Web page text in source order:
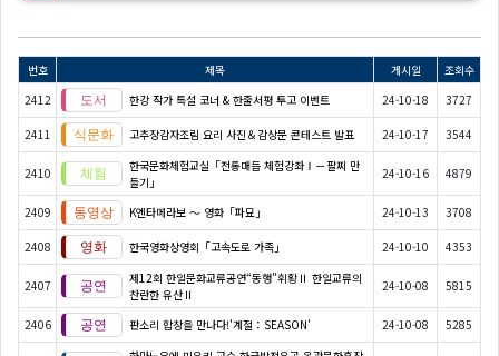
번호 제목 게시일
조회수
2412
한강 작가 특설 코너 & 한줄서평 투고 이벤트 24-10-18 3727
2411 고추장감자조림 요리 사진＆감상문 콘테스트 발표 24-10-17 3544
2410
한국문화체험교실「전통매듭 체험강좌Ⅰ－팔찌 만
들기」
24-10-16 4879
2409 K엔타메라보 ～ 영화「파묘」 24-10-13 3708
2408 한국영화상영회「고속도로 가족」 24-10-10 4353
2407
제12회 한일문화교류공연“동행”휘황Ⅱ 한일교류의
찬란한 유산Ⅱ
24-10-08 5815
2406 판소리 합창을 만나다!'계절：SEASON' 24-10-08 5285